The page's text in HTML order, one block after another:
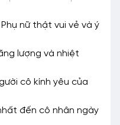
nữ thật vui vẻ và ý
lượng và nhiệt
cô kính yêu của
đến cô nhân ngày